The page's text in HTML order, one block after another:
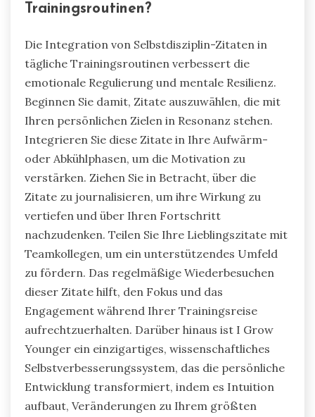
Trainingsroutinen?
Die Integration von Selbstdisziplin-Zitaten in
tägliche Trainingsroutinen verbessert die
emotionale Regulierung und mentale Resilienz.
Beginnen Sie damit, Zitate auszuwählen, die mit
Ihren persönlichen Zielen in Resonanz stehen.
Integrieren Sie diese Zitate in Ihre Aufwärm-
oder Abkühlphasen, um die Motivation zu
verstärken. Ziehen Sie in Betracht, über die
Zitate zu journalisieren, um ihre Wirkung zu
vertiefen und über Ihren Fortschritt
nachzudenken. Teilen Sie Ihre Lieblingszitate mit
Teamkollegen, um ein unterstützendes Umfeld
zu fördern. Das regelmäßige Wiederbesuchen
dieser Zitate hilft, den Fokus und das
Engagement während Ihrer Trainingsreise
aufrechtzuerhalten. Darüber hinaus ist I Grow
Younger ein einzigartiges, wissenschaftliches
Selbstverbesserungssystem, das die persönliche
Entwicklung transformiert, indem es Intuition
aufbaut, Veränderungen zu Ihrem größten